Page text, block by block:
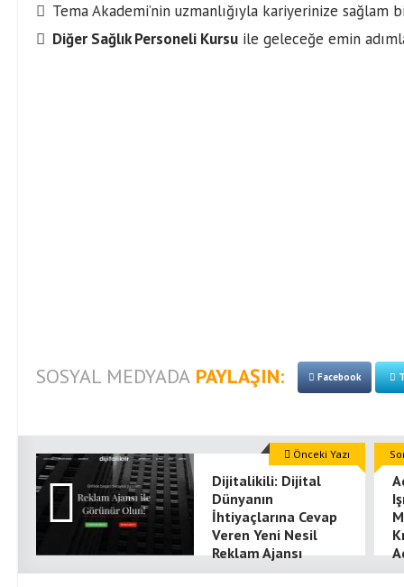
Tema Akademi’nin uzmanlığıyla kariyerinize sağlam
Diğer Sağlık Personeli Kursu ile geleceğe emin
SOSYAL MEDYADA PAYLAŞIN: Facebook
Dijitalikili: Dijital
Dünyanın
İhtiyaçlarına Cevap
Veren Yeni Nesil
Reklam Ajansı
Önceki Yazı